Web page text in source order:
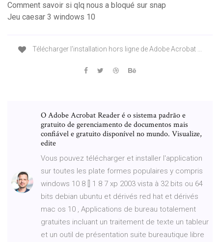
Comment savoir si qlq nous a bloqué sur snap
Jeu caesar 3 windows 10
Télécharger l'installation hors ligne de Adobe Acrobat ...
O Adobe Acrobat Reader é o sistema padrão e
gratuito de gerenciamento de documentos mais
confiável e gratuito disponível no mundo. Visualize,
edite
Vous pouvez télécharger et installer l'application
sur toutes les plate formes populaires y compris
windows 10 8 [] 1 8 7 xp 2003 vista à 32 bits ou 64
bits debian ubuntu et dérivés red hat et dérivés
mac os 10 , Applications de bureau totalement
gratuites incluant un traitement de texte un tableur
et un outil de présentation suite bureautique libre